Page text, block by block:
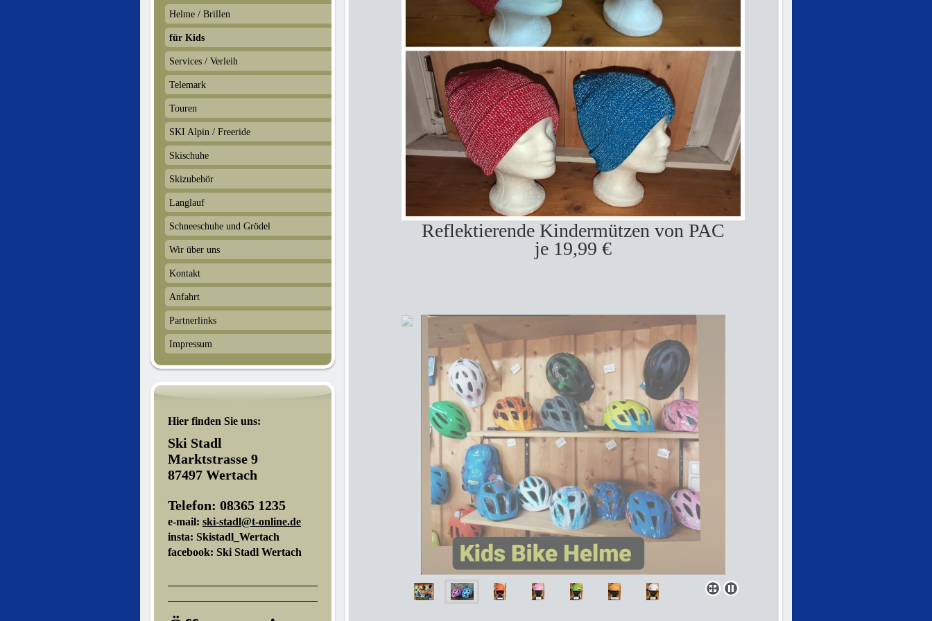
Reflektierende Kindermützen von PAC
je 19,99 €
Helme / Brillen
für Kids
Services / Verleih
Telemark
Touren
SKI Alpin / Freeride
Skischuhe
Skizubehör
Langlauf
Schneeschuhe und Grödel
Wir über uns
Kontakt
Anfahrt
Partnerlinks
Impressum
Hier finden Sie uns:
Ski Stadl
Marktstrasse 9
87497 Wertach
Telefon: 08365 1235
e-mail: ski-stadl@t-online.de
insta: Skistadl_Wertach
facebook: Ski Stadl Wertach